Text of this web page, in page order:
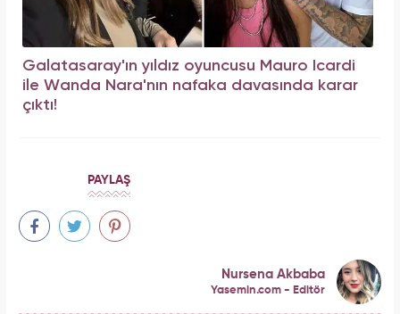
Galatasaray'ın yıldız oyuncusu Mauro Icardi
ile Wanda Nara'nın nafaka davasında karar
çıktı!
PAYLAŞ
Nursena Akbaba
Yasemin.com - Editör